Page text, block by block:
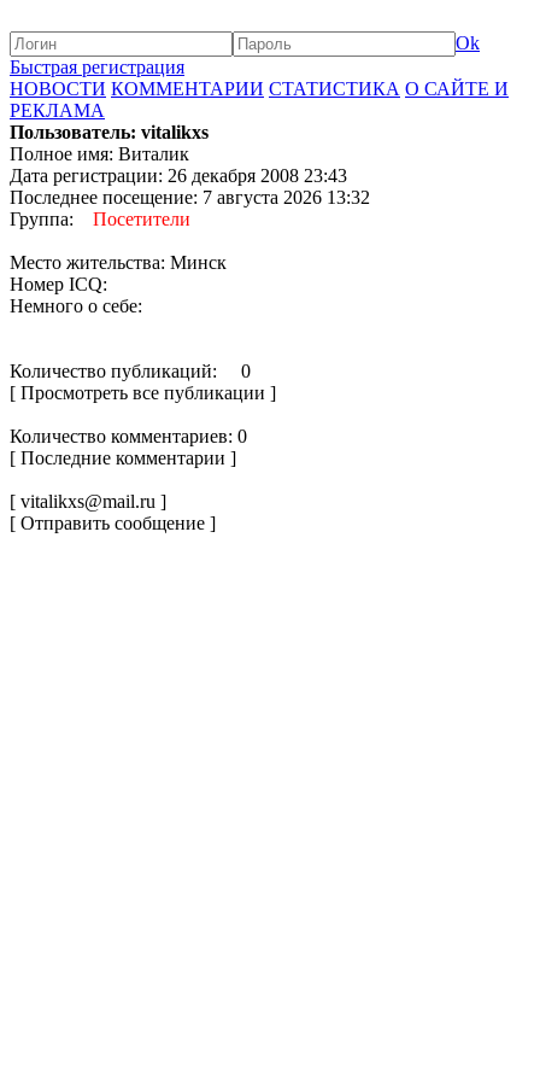
Ok
Быстрая регистрация
НОВОСТИ КОММЕНТАРИИ СТАТИСТИКА О САЙТЕ И
РЕКЛАМА
Пользователь: vitalikxs
Полное имя: Виталик
Дата регистрации: 26 декабря 2008 23:43
Последнее посещение: 7 августа 2026 13:32
Группа: Посетители
Место жительства: Минск
Номер ICQ:
Немного о себе:
Количество публикаций: 0
[ Просмотреть все публикации ]
Количество комментариев: 0
[ Последние комментарии ]
[ vitalikxs@mail.ru ]
[ Отправить сообщение ]